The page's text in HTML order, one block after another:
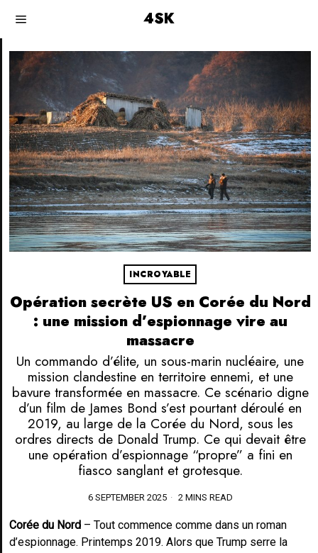
4SK
INCROYABLE
Opération secrète US en Corée du Nord
: une mission d’espionnage vire au
massacre
Un commando d’élite, un sous-marin nucléaire, une
mission clandestine en territoire ennemi, et une
bavure transformée en massacre. Ce scénario digne
d’un film de James Bond s’est pourtant déroulé en
2019, au large de la Corée du Nord, sous les
ordres directs de Donald Trump. Ce qui devait être
une opération d’espionnage “propre” a fini en
fiasco sanglant et grotesque.
6 SEPTEMBER 2025 2 MINS READ
Corée du Nord – Tout commence comme dans un roman
d’espionnage. Printemps 2019. Alors que Trump serre la